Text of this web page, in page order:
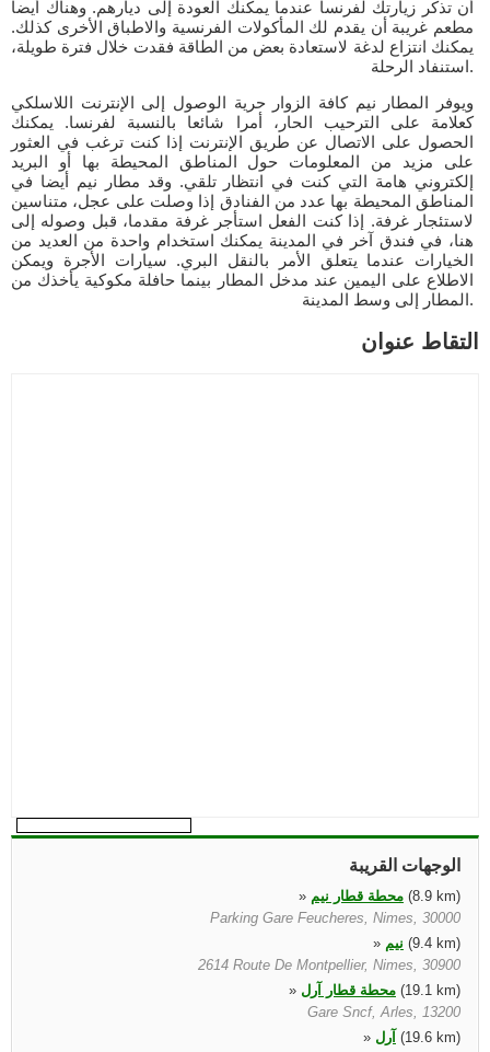
أن تذكر زيارتك لفرنسا عندما يمكنك العودة إلى ديارهم. وهناك أيضا
مطعم غريبة أن يقدم لك المأكولات الفرنسية والاطباق الأخرى كذلك.
يمكنك انتزاع لدغة لاستعادة بعض من الطاقة فقدت خلال فترة طويلة،
استنفاد الرحلة.
ويوفر المطار نيم كافة الزوار حرية الوصول إلى الإنترنت اللاسلكي
كعلامة على الترحيب الحار، أمرا شائعا بالنسبة لفرنسا. يمكنك
الحصول على الاتصال عن طريق الإنترنت إذا كنت ترغب في العثور
على مزيد من المعلومات حول المناطق المحيطة بها أو البريد
إلكتروني هامة التي كنت في انتظار تلقي. وقد مطار نيم أيضا في
المناطق المحيطة بها عدد من الفنادق إذا وصلت على عجل، متناسين
لاستئجار غرفة. إذا كنت الفعل استأجر غرفة مقدما، قبل وصوله إلى
هنا، في فندق آخر في المدينة يمكنك استخدام واحدة من العديد من
الخيارات عندما يتعلق الأمر بالنقل البري. سيارات الأجرة ويمكن
الاطلاع على اليمين عند مدخل المطار بينما حافلة مكوكية يأخذك من
المطار إلى وسط المدينة.
التقاط عنوان
الوجهات القريبة
» محطة قطار نيم
(8.9 km)
Parking Gare Feucheres, Nimes, 30000
» نيم
(9.4 km)
2614 Route De Montpellier, Nimes, 30900
» محطة قطار آرل
(19.1 km)
Gare Sncf, Arles, 13200
» آرل
(19.6 km)